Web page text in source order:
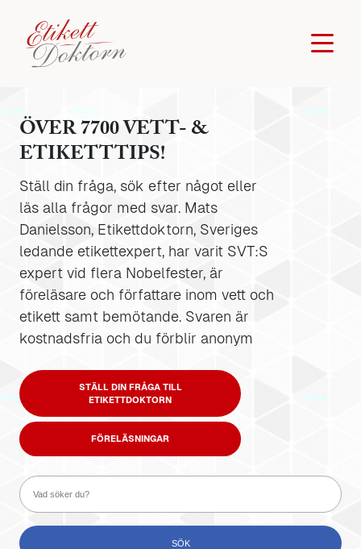
ÖVER 7700 VETT- &
ETIKETTTIPS!
Ställ din fråga, sök efter något eller
läs alla frågor med svar. Mats
Danielsson, Etikettdoktorn, Sveriges
ledande etikettexpert, har varit SVT:S
expert vid flera Nobelfester, är
föreläsare och författare inom vett och
etikett samt bemötande. Svaren är
kostnadsfria och du förblir anonym
STÄLL DIN FRÅGA TILL
ETIKETTDOKTORN
FÖRELÄSNINGAR